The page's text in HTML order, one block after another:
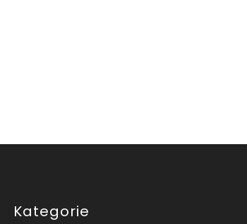
Kategorie